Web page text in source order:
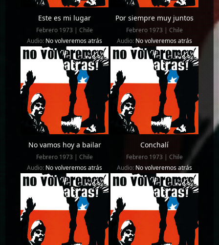
Este es mi lugar
Febrero 1973 | Chile
Audio: No volveremos atrás
Por siempre muy juntos
Febrero 1973 | Chile
Audio: No volveremos atrás
No vamos hoy a bailar
Febrero 1973 | Chile
Audio: No volveremos atrás
Conchalí
Febrero 1973 | Chile
Audio: No volveremos atrás